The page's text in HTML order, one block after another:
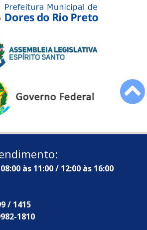
às 11:00 / 12:00 às 16:00
/ 1415
1810